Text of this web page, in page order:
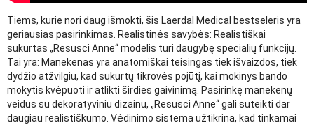
Tiems, kurie nori daug išmokti, šis Laerdal Medical bestseleris yra
geriausias pasirinkimas. Realistinės savybės: Realistiškai
sukurtas „Resusci Anne“ modelis turi daugybę specialių funkcijų.
Tai yra: Manekenas yra anatomiškai teisingas tiek išvaizdos, tiek
dydžio atžvilgiu, kad sukurtų tikrovės pojūtį, kai mokinys bando
mokytis kvėpuoti ir atlikti širdies gaivinimą. Pasirinkę manekenų
veidus su dekoratyviniu dizainu, „Resusci Anne“ gali suteikti dar
daugiau realistiškumo. Vėdinimo sistema užtikrina, kad tinkamai